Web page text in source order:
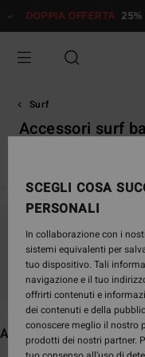
alla
griglie
prodotti
OFFERTA 25% di
Surf
Accessori surf
Continua a
presto saranno
Altri articoli che
SCEGLI COSA
PERSONALI
In collaborazione con i
sistemi equivalenti per
tuo dispositivo. Tali
navigazione e il tuo
offrirti contenuti e
dei contenuti e della
conoscere meglio il nostro
prodotti dei nostri partner.